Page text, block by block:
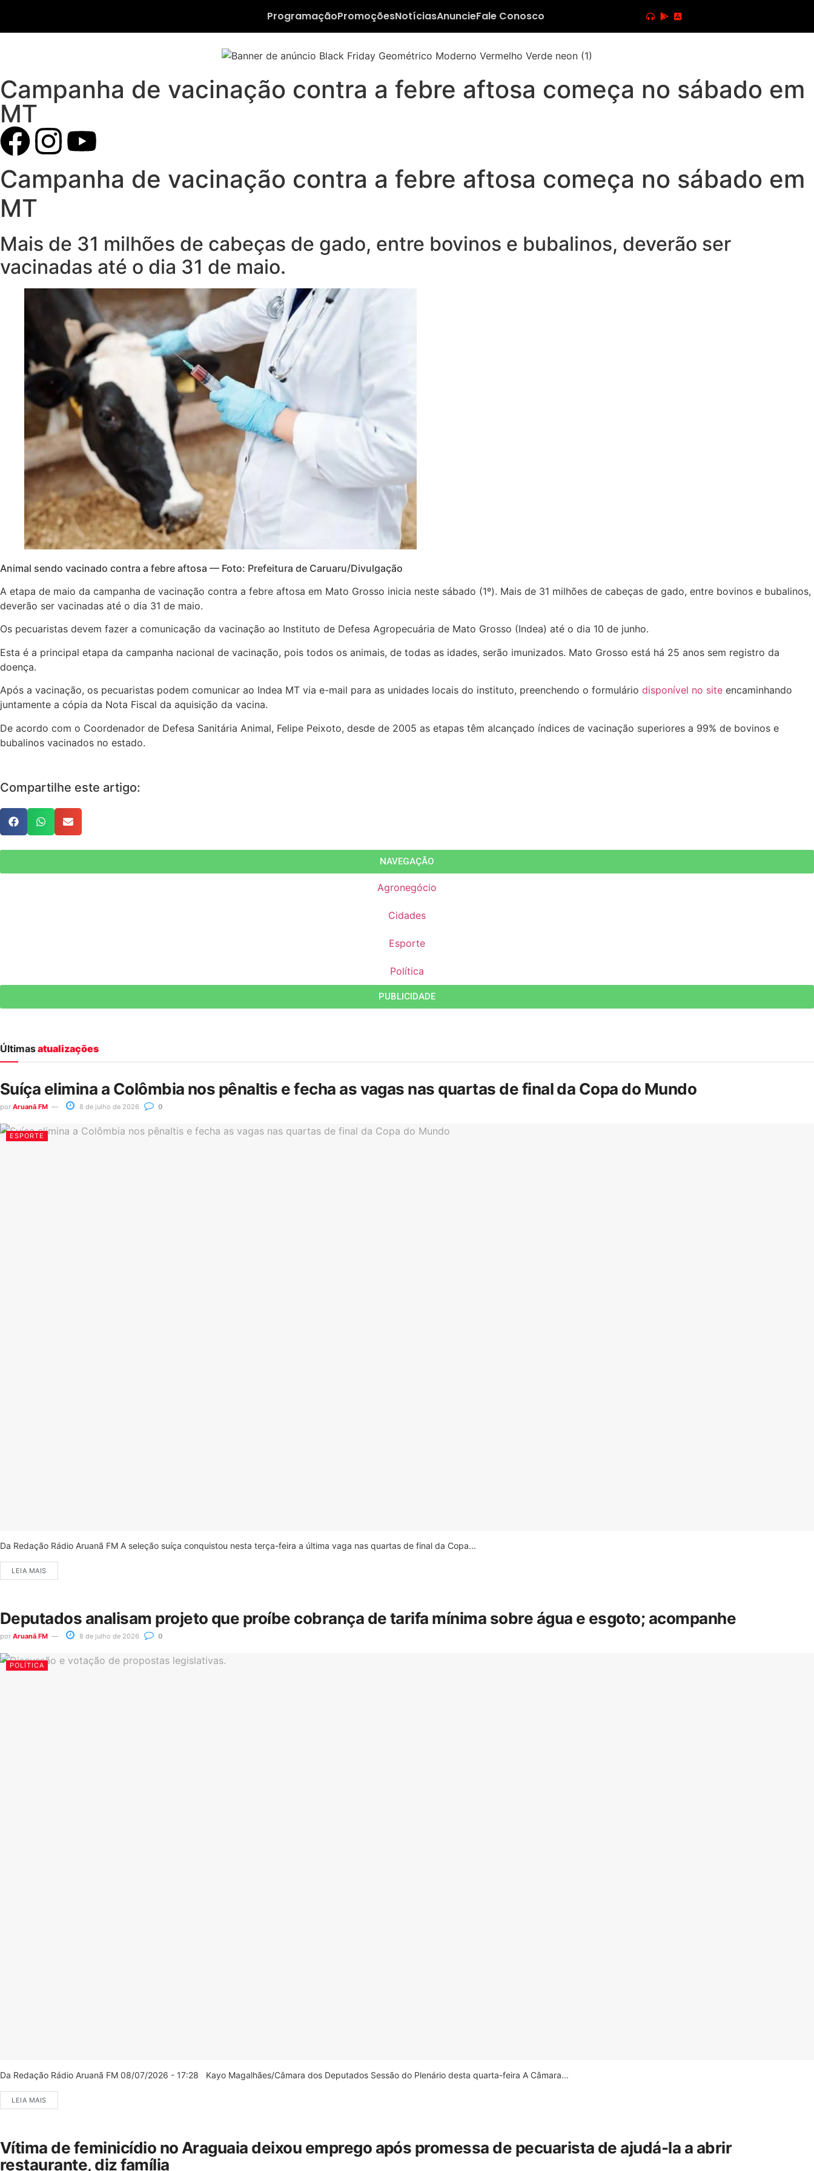
ProgramaçãoPromoçõesNotíciasAnuncieFale Conosco
Campanha de vacinação contra a febre aftosa começa no sábado em
MT
Campanha de vacinação contra a febre aftosa começa no sábado em
MT
Mais de 31 milhões de cabeças de gado, entre bovinos e bubalinos, deverão ser
vacinadas até o dia 31 de maio.
Animal sendo vacinado contra a febre aftosa — Foto: Prefeitura de Caruaru/Divulgação
A etapa de maio da campanha de vacinação contra a febre aftosa em Mato Grosso inicia neste sábado (1º). Mais de 31 milhões de cabeças de gado, entre bovinos e bubalinos,
deverão ser vacinadas até o dia 31 de maio.
Os pecuaristas devem fazer a comunicação da vacinação ao Instituto de Defesa Agropecuária de Mato Grosso (Indea) até o dia 10 de junho.
Esta é a principal etapa da campanha nacional de vacinação, pois todos os animais, de todas as idades, serão imunizados. Mato Grosso está há 25 anos sem registro da
doença.
Após a vacinação, os pecuaristas podem comunicar ao Indea MT via e-mail para as unidades locais do instituto, preenchendo o formulário disponível no site encaminhando
juntamente a cópia da Nota Fiscal da aquisição da vacina.
De acordo com o Coordenador de Defesa Sanitária Animal, Felipe Peixoto, desde de 2005 as etapas têm alcançado índices de vacinação superiores a 99% de bovinos e
bubalinos vacinados no estado.
Compartilhe este artigo:
NAVEGAÇÃO
Agronegócio
Cidades
Esporte
Política
PUBLICIDADE
Últimasatualizações
Suíça elimina a Colômbia nos pênaltis e fecha as vagas nas quartas de final da Copa do Mundo
por Aruanã FM 8 de julho de 2026 0
ESPORTE
Da Redação Rádio Aruanã FM A seleção suíça conquistou nesta terça-feira a última vaga nas quartas de final da Copa...
LEIA MAIS
Deputados analisam projeto que proíbe cobrança de tarifa mínima sobre água e esgoto; acompanhe
por Aruanã FM 8 de julho de 2026 0
POLÍTICA
Da Redação Rádio Aruanã FM 08/07/2026 - 17:28 Kayo Magalhães/Câmara dos Deputados Sessão do Plenário desta quarta-feira A Câmara...
LEIA MAIS
Vítima de feminicídio no Araguaia deixou emprego após promessa de pecuarista de ajudá-la a abrir
restaurante, diz família